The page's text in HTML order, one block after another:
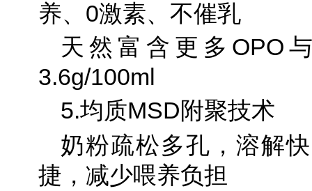
养、0激素、不催乳
天然富含更多OPO
3.6g/100ml
5.均质MSD附聚技术
奶粉疏松多孔，溶解
捷，减少喂养负担